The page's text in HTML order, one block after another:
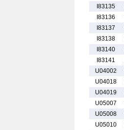
I83135
I83136
I83137
I83138
I83140
I83141
U04002
U04018
U04019
U05007
U05008
U05010